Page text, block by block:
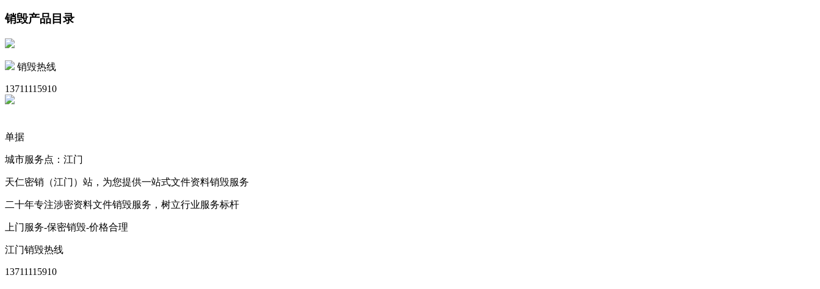
销毁产品目录
销毁热线
13711115910
单据
城市服务点：江门
天仁密销（江门）站，为您提供一站式文件资料销毁服务
二十年专注涉密资料文件销毁服务，树立行业服务标杆
上门服务-保密销毁-价格合理
江门销毁热线
13711115910